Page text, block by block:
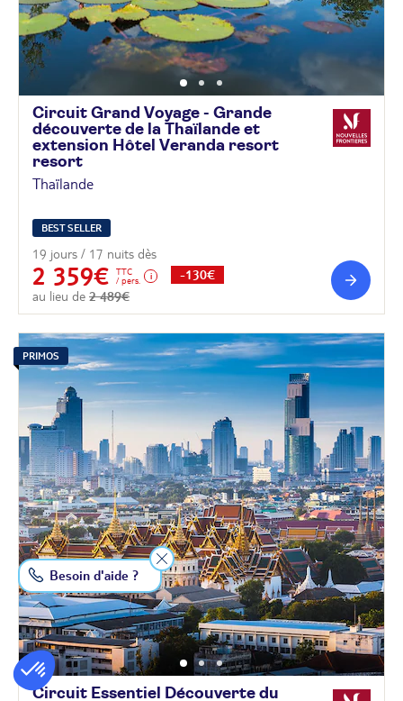
Circuit Grand Voyage - Grande
découverte de la Thaïlande et
extension Hôtel Veranda resort
resort
Thaïlande
BEST SELLER
19 jours / 17 nuits dès
2 359€
TTC
/ pers.
au lieu de 2 489€
-130€
PRIMOS
Circuit Essentiel Découverte du
Besoin d'aide ?